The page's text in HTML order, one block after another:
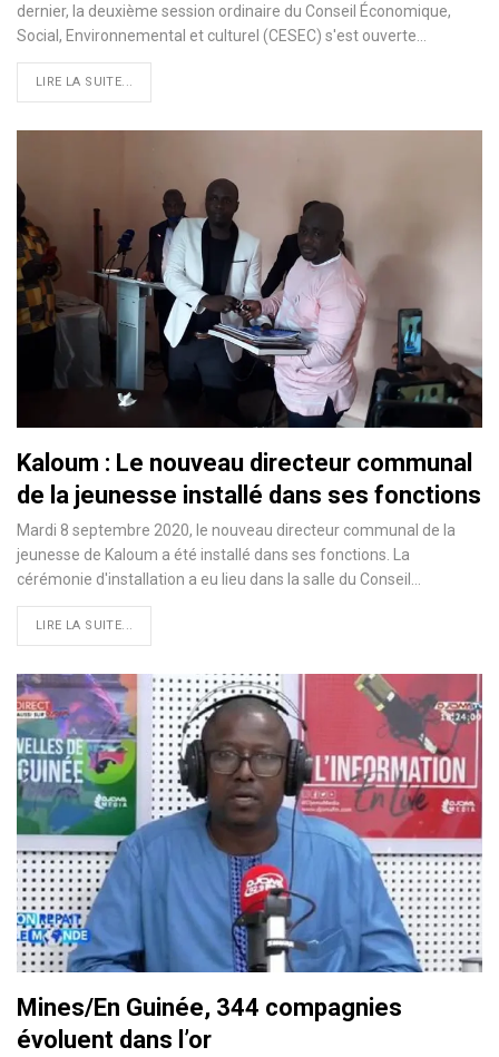
dernier, la deuxième session ordinaire du Conseil Économique,
Social, Environnemental et culturel (CESEC) s'est ouverte
LIRE LA SUITE...
Kaloum : Le nouveau directeur communal
de la jeunesse installé dans ses fonctions
Mardi 8 septembre 2020, le nouveau directeur communal de la
jeunesse de Kaloum a été installé dans ses fonctions. La
cérémonie d'installation a eu lieu dans la salle du Conseil
LIRE LA SUITE...
Mines/En Guinée, 344 compagnies
évoluent dans l’or